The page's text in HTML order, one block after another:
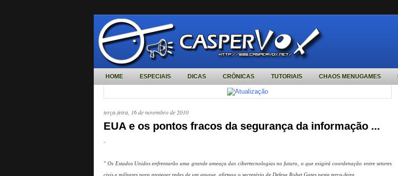
HOME ESPECIAIS DICAS CRÔNICAS TUTORIAIS CHAOS MENUGAMES
terça-feira, 16 de novembro de 2010
EUA e os pontos fracos da segurança da informação ...
" Os Estados Unidos enfrentarão uma grande ameaça das cibertecnologias no futuro, o que exigirá coordenação entre setores
civis e militares para proteger redes de um ataque, afirmou o secretário de Defesa Robet Gates nesta terça-feira.